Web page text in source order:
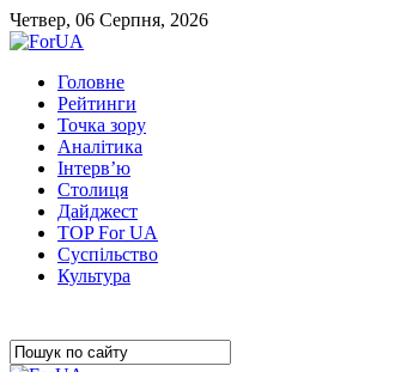
Четвер, 06 Серпня, 2026
Головне
Рейтинги
Точка зору
Аналітика
Інтерв’ю
Столиця
Дайджест
TOP For UA
Суспiльство
Культура